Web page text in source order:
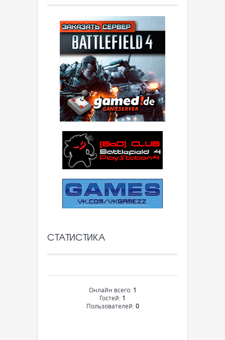
СТАТИСТИКА
Онлайн всего: 1
Гостей: 1
Пользователей:0